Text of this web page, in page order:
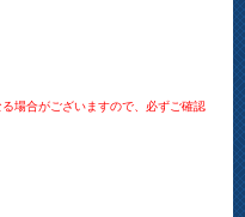
場合がございますので、必ずご確認